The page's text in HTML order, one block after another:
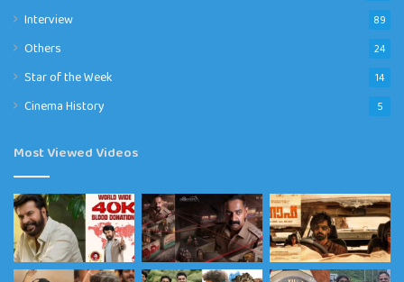
Interview 89
Others 24
Star of the Week 14
Cinema History 5
Most Viewed Videos